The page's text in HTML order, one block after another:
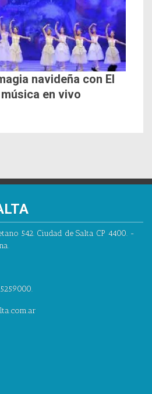
navideña con El
en vivo
542. Ciudad de Salta CP 4400. -